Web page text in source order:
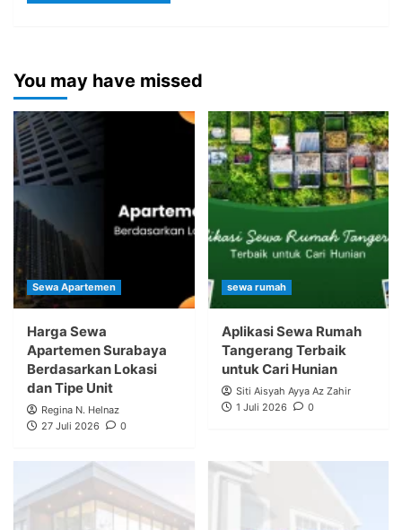
You may have missed
Sewa Apartemen
Harga Sewa
Apartemen Surabaya
Berdasarkan Lokasi
dan Tipe Unit
Regina N. Helnaz
27 Juli 2026
0
sewa rumah
Aplikasi Sewa Rumah
Tangerang Terbaik
untuk Cari Hunian
Siti Aisyah Ayya Az Zahir
1 Juli 2026
0